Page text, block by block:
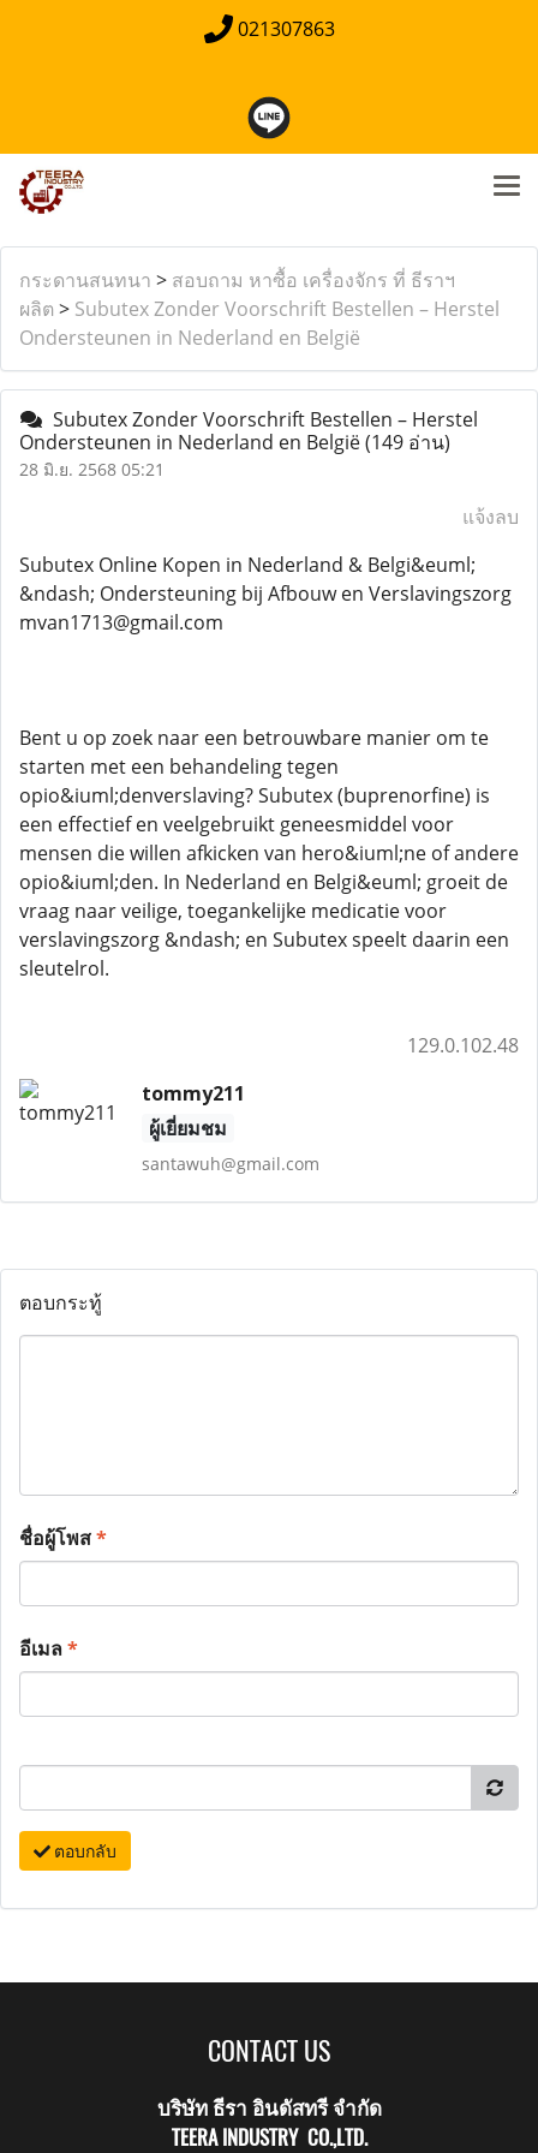
021307863
กระดานสนทนา > สอบถาม หาซื้อ เครื่องจักร ที่ ธีราฯ
ผลิต > Subutex Zonder Voorschrift Bestellen – Herstel
Ondersteunen in Nederland en België
Subutex Zonder Voorschrift Bestellen – Herstel
Ondersteunen in Nederland en België(149 อ่าน)
28 มิ.ย. 2568 05:21
แจ้งลบ
Subutex Online Kopen in Nederland & Belgi&euml;
&ndash; Ondersteuning bij Afbouw en Verslavingszorg
mvan1713@gmail.com
Bent u op zoek naar een betrouwbare manier om te
starten met een behandeling tegen
opio&iuml;denverslaving? Subutex (buprenorfine) is
een effectief en veelgebruikt geneesmiddel voor
mensen die willen afkicken van hero&iuml;ne of andere
opio&iuml;den. In Nederland en Belgi&euml; groeit de
vraag naar veilige, toegankelijke medicatie voor
verslavingszorg &ndash; en Subutex speelt daarin een
sleutelrol.
129.0.102.48
tommy211
ผู้เยี่ยมชม
santawuh@gmail.com
ตอบกระทู้
ชื่อผู้โพส*
อีเมล*
ตอบกลับ
CONTACT US
บริษัท ธีรา อินดัสทรี จำกัด
TEERA INDUSTRY CO.,LTD.